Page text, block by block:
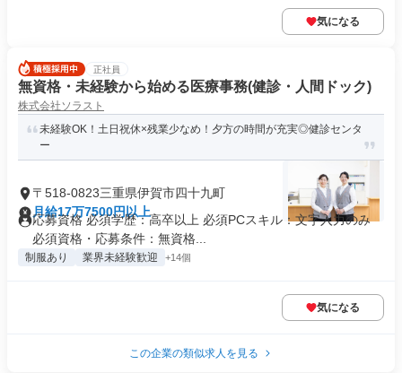
気になる
正社員
無資格・未経験から始める医療事務(健診・人間ドック)
株式会社ソラスト
未経験OK！土日祝休×残業少なめ！夕方の時間が充実◎健診センタ
ー
〒518-0823三重県伊賀市四十九町
月給17万7500円以上
応募資格 必須学歴：高卒以上 必須PCスキル：文字入力のみ
必須資格・応募条件：無資格...
制服あり 業界未経験歓迎 +14個
気になる
この企業の類似求人を見る